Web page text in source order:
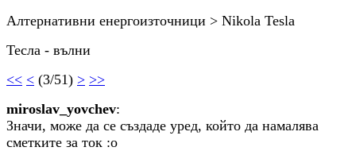
Алтернативни енергоизточници > Nikola Tesla
Тесла - вълни
<< < (3/51) > >>
miroslav_yovchev:
Значи, може да се създаде уред, който да намалява
сметките за ток :o